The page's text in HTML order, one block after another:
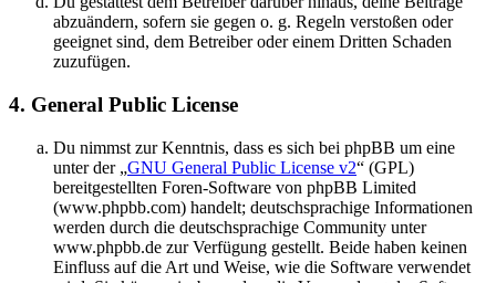
abzuändern, sofern sie gegen o. g. Regeln verstoßen oder
geeignet sind, dem Betreiber oder einem Dritten Schaden
zuzufügen.
4. General Public License
Du nimmst zur Kenntnis, dass es sich bei phpBB um eine
unter der „GNU General Public License v2“ (GPL)
bereitgestellten Foren-Software von phpBB Limited
(www.phpbb.com) handelt; deutschsprachige Informationen
werden durch die deutschsprachige Community unter
www.phpbb.de zur Verfügung gestellt. Beide haben keinen
Einfluss auf die Art und Weise, wie die Software verwendet